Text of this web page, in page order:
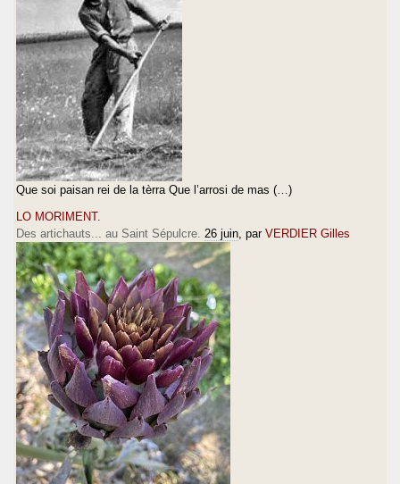
Que soi paisan rei de la tèrra Que l’arrosi de mas (…)
LO MORIMENT.
Des artichauts... au Saint Sépulcre. 26 juin , par VERDIER Gilles